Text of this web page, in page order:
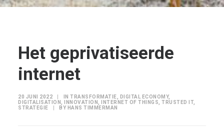
Het geprivatiseerde
internet
20 JUNI 2022 IN TRANSFORMATIE DIGITAL ECONOMY,
DIGITALISATION
INNOVATION INTERNET OF THINGS TRUSTED IT,
STRATEGIE
BY HANS TIMMERMAN